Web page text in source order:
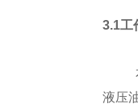
3.1工
本
液压